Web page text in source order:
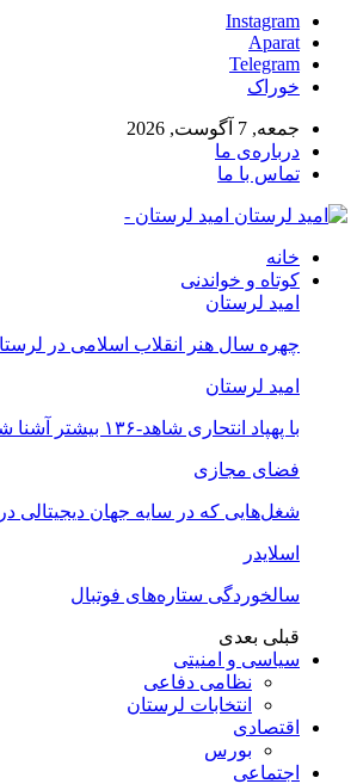
Instagram
Aparat
Telegram
خوراک
جمعه, 7 آگوست, 2026
درباره‌ی ما
تماس با ما
امید لرستان -
خانه
کوتاه و خواندنی
امید لرستان
چهره سال هنر انقلاب اسلامی در
امید لرستان
با پهپاد انتحاری شاهد-۱۳۶ بیشتر آشنا شوید
فضای مجازی
شغل‌‌هایی که در سایه جهان دیجیتالی
اسلایدر
سالخوردگی ستاره‌های فوتبال
قبلی بعدی
سیاسی و امنیتی
نظامی دفاعی
انتخابات لرستان
اقتصادی
بورس
اجتماعی